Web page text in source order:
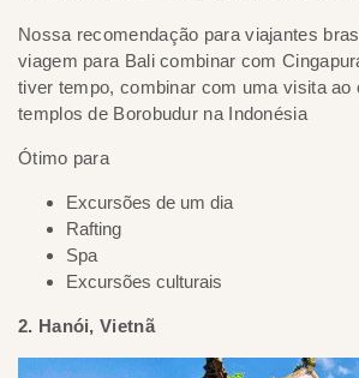
Nossa recomendação para viajantes
viagem para Bali combinar com
tiver tempo, combinar com uma visita ao
templos de Borobudur na Indonésia
Ótimo para
Excursões de um dia
Rafting
Spa
Excursões culturais
2. Hanói, Vietnã